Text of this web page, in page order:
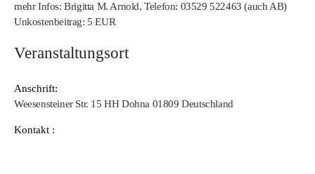
mehr Infos: Brigitta M. Arnold, Telefon: 03529 522463 (auch AB)
Unkostenbeitrag: 5 EUR
Veranstaltungsort
Anschrift:
Weesensteiner Str. 15 HH Dohna 01809 Deutschland
Kontakt :